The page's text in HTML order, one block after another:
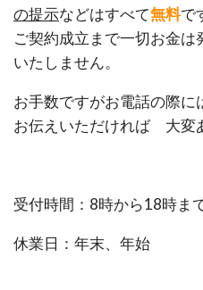
の提示などはすべて無料で
ご契約成立まで一切お金は
いたしません。
お手数ですがお電話の際に
お伝えいただければ 大変
受付時間：8時から18時ま
休業日：年末、年始